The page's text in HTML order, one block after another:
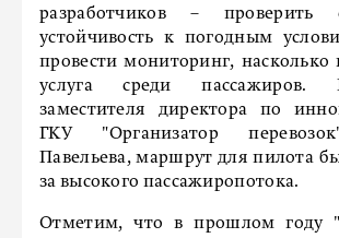
разработчиков – проверить
устойчивость к погодным
провести мониторинг, насколько
услуга среди пассажиров.
заместителя директора по
ГКУ "Организатор
Павельева, маршрут для пилота
за высокого пассажиропотока.
Отметим, что в прошлом году